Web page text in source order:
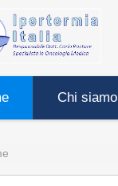
Chi siamo